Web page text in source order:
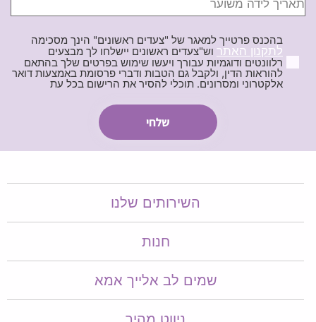
בהכנס פרטייך למאגר של "צעדים ראשונים" הינך מסכימה
לתקנון האתר וש"צעדים ראשונים יישלחו לך מבצעים
רלוונטים ודוגמיות עבורך ויעשו שימוש בפרטים שלך בהתאם
להוראות הדין, ולקבל גם הטבות ודברי פרסומת באמצעות דואר
אלקטרוני ומסרונים. תוכלי להסיר את הרישום בכל עת
השירותים שלנו
חנות
שמים לב אלייך אמא​​